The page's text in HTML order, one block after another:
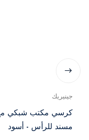
جينيريك
كرسي مكتب شبكي
مسند للرأس - أسود